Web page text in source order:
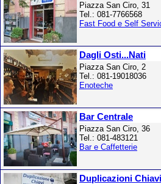
Piazza San Ciro, 31
Tel.: 081-7766568
Fast Food e Self
Dagli Osti...Nati
Piazza San Ciro, 2
Tel.: 081-19018036
Enoteche
Bar Centrale
Piazza San Ciro, 36
Tel.: 081-483121
Bar e Caffetterie
Duplicazioni Chiavi